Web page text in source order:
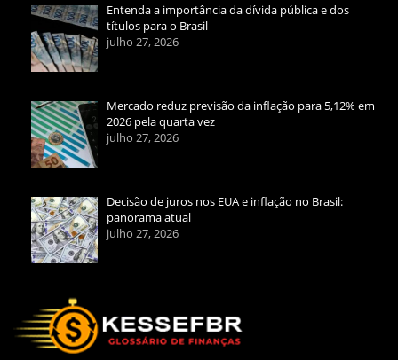
Entenda a importância da dívida pública e dos
títulos para o Brasil
julho 27, 2026
Mercado reduz previsão da inflação para 5,12% em
2026 pela quarta vez
julho 27, 2026
Decisão de juros nos EUA e inflação no Brasil:
panorama atual
julho 27, 2026